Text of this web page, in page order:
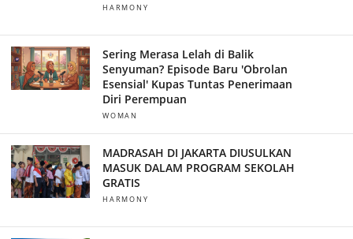
HARMONY
Sering Merasa Lelah di Balik
Senyuman? Episode Baru 'Obrolan
Esensial' Kupas Tuntas Penerimaan
Diri Perempuan
WOMAN
MADRASAH DI JAKARTA DIUSULKAN
MASUK DALAM PROGRAM SEKOLAH
GRATIS
HARMONY